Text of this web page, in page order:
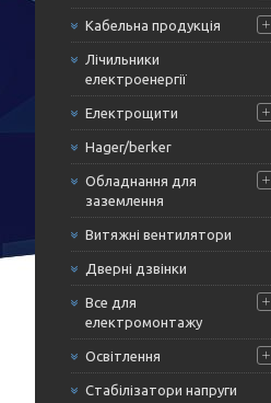
Кабельна продукція
Лічильники
електроенергії
Електрощити
Hager/berker
Обладнання для
заземлення
Витяжні вентилятори
Дверні дзвінки
Все для
електромонтажу
Освітлення
Стабілізатори напруги